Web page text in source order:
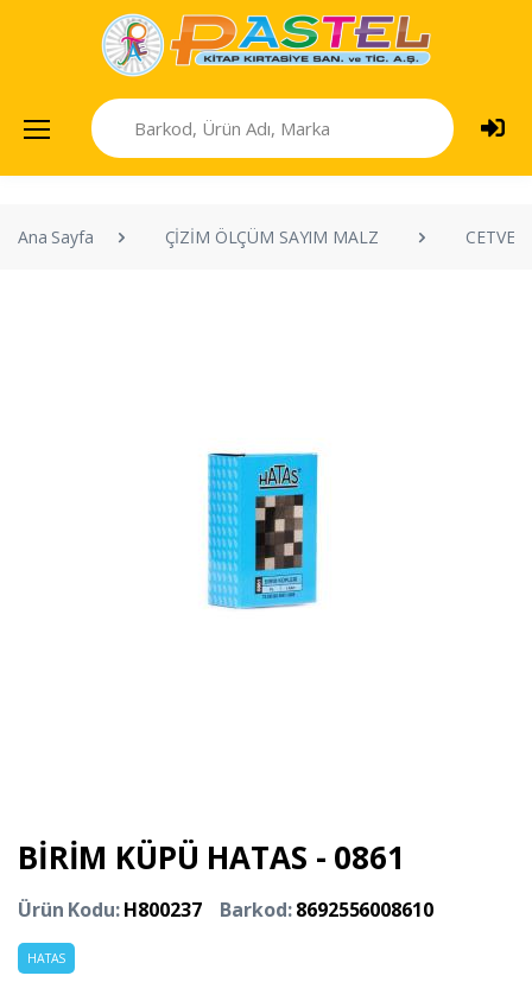
Ana Sayfa ÇİZİM ÖLÇÜM SAYIM MALZ
BİRİM KÜPÜ HATAS - 0861
Ürün Kodu:H800237 Barkod:8692556008610
HATAS